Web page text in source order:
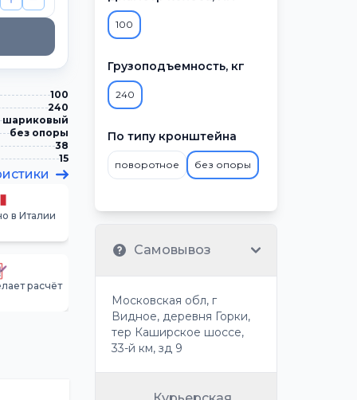
100
240
шариковый
без опоры
38
15
в Италии
расчёт
100
Грузоподъемность, кг
240
По типу кронштейна
поворотное без опоры
Самовывоз
Московская обл, г
Видное, деревня Горки,
тер Каширское шоссе,
33-й км, зд 9